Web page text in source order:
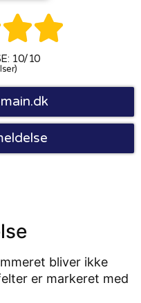

10/10
bliver ikke
er markeret med